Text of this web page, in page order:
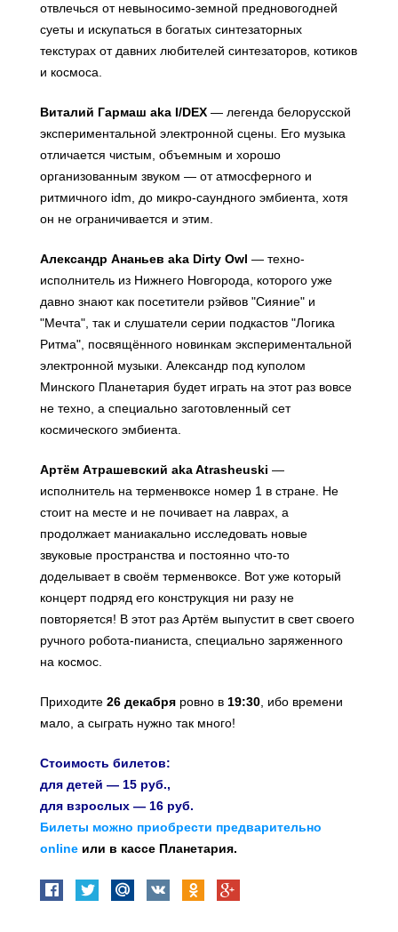
отвлечься от невыносимо-земной предновогодней
суеты и искупаться в богатых синтезаторных
текстурах от давних любителей синтезаторов, котиков
и космоса.
Виталий Гармаш aka I/DEX — легенда белорусской
экспериментальной электронной сцены. Его музыка
отличается чистым, объемным и хорошо
организованным звуком — от атмосферного и
ритмичного idm, до микро-саундного эмбиента, хотя
он не ограничивается и этим.
Александр Ананьев aka Dirty Owl — техно-
исполнитель из Нижнего Новгорода, которого уже
давно знают как посетители рэйвов "Сияние" и
"Мечта", так и слушатели серии подкастов "Логика
Ритма", посвящённого новинкам экспериментальной
электронной музыки. Александр под куполом
Минского Планетария будет играть на этот раз вовсе
не техно, а специально заготовленный сет
космического эмбиента.
Артём Атрашевский aka Atrasheuski —
исполнитель на терменвоксе номер 1 в стране. Не
стоит на месте и не почивает на лаврах, а
продолжает маниакально исследовать новые
звуковые пространства и постоянно что-то
доделывает в своём терменвоксе. Вот уже который
концерт подряд его конструкция ни разу не
повторяется! В этот раз Артём выпустит в свет своего
ручного робота-пианиста, специально заряженного
на космос.
Приходите 26 декабря ровно в 19:30, ибо времени
мало, а сыграть нужно так много!
Стоимость билетов:
для детей — 15 руб.,
для взрослых — 16 руб.
Билеты можно приобрести предварительно
online или в кассе Планетария.